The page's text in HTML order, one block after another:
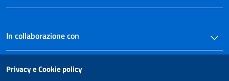
In collaborazione con
Privacy e Cookie policy